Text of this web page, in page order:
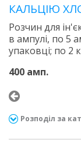
КАЛЬЦІЮ
Розчин для
в ампулі, по 5
упаковці; по 2
400 амп.
Розподіл за